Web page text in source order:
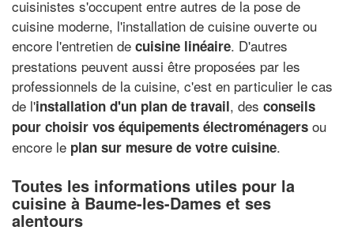
cuisinistes s'occupent entre autres de la pose de
cuisine moderne, l'installation de cuisine ouverte ou
encore l'entretien de cuisine linéaire. D'autres
prestations peuvent aussi être proposées par les
professionnels de la cuisine, c'est en particulier le cas
de l'installation d'un plan de travail, des conseils
pour choisir vos équipements électroménagers ou
encore le plan sur mesure de votre cuisine.
Toutes les informations utiles pour la
cuisine à Baume-les-Dames et ses
alentours